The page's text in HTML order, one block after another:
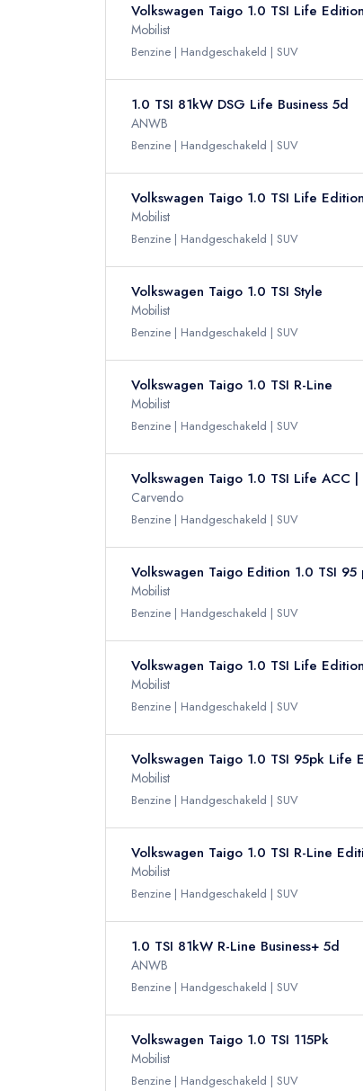
Volkswagen Taigo 1.0 TSI Life Edition
Mobilist
Benzine Handgeschakeld SUV
1.0 TSI 81kW DSG Life Business 5d
ANWB
Benzine Handgeschakeld SUV
Volkswagen Taigo 1.0 TSI Life Edition
Mobilist
Benzine Handgeschakeld SUV
Volkswagen Taigo 1.0 TSI Style
Mobilist
Benzine Handgeschakeld SUV
Volkswagen Taigo 1.0 TSI R-Line
Mobilist
Benzine Handgeschakeld SUV
Volkswagen Taigo 1.0 TSI Life ACC
Carvendo
Benzine Handgeschakeld SUV
Volkswagen Taigo Edition 1.0 TSI
Mobilist
Benzine Handgeschakeld SUV
Volkswagen Taigo 1.0 TSI Life Edition
Mobilist
Benzine Handgeschakeld SUV
Volkswagen Taigo 1.0 TSI 95pk Life
Mobilist
Benzine Handgeschakeld SUV
Volkswagen Taigo 1.0 TSI R-Line
Mobilist
Benzine Handgeschakeld SUV
1.0 TSI 81kW R-Line Business+ 5d
ANWB
Benzine Handgeschakeld SUV
Volkswagen Taigo 1.0 TSI 115Pk
Mobilist
Benzine Handgeschakeld SUV